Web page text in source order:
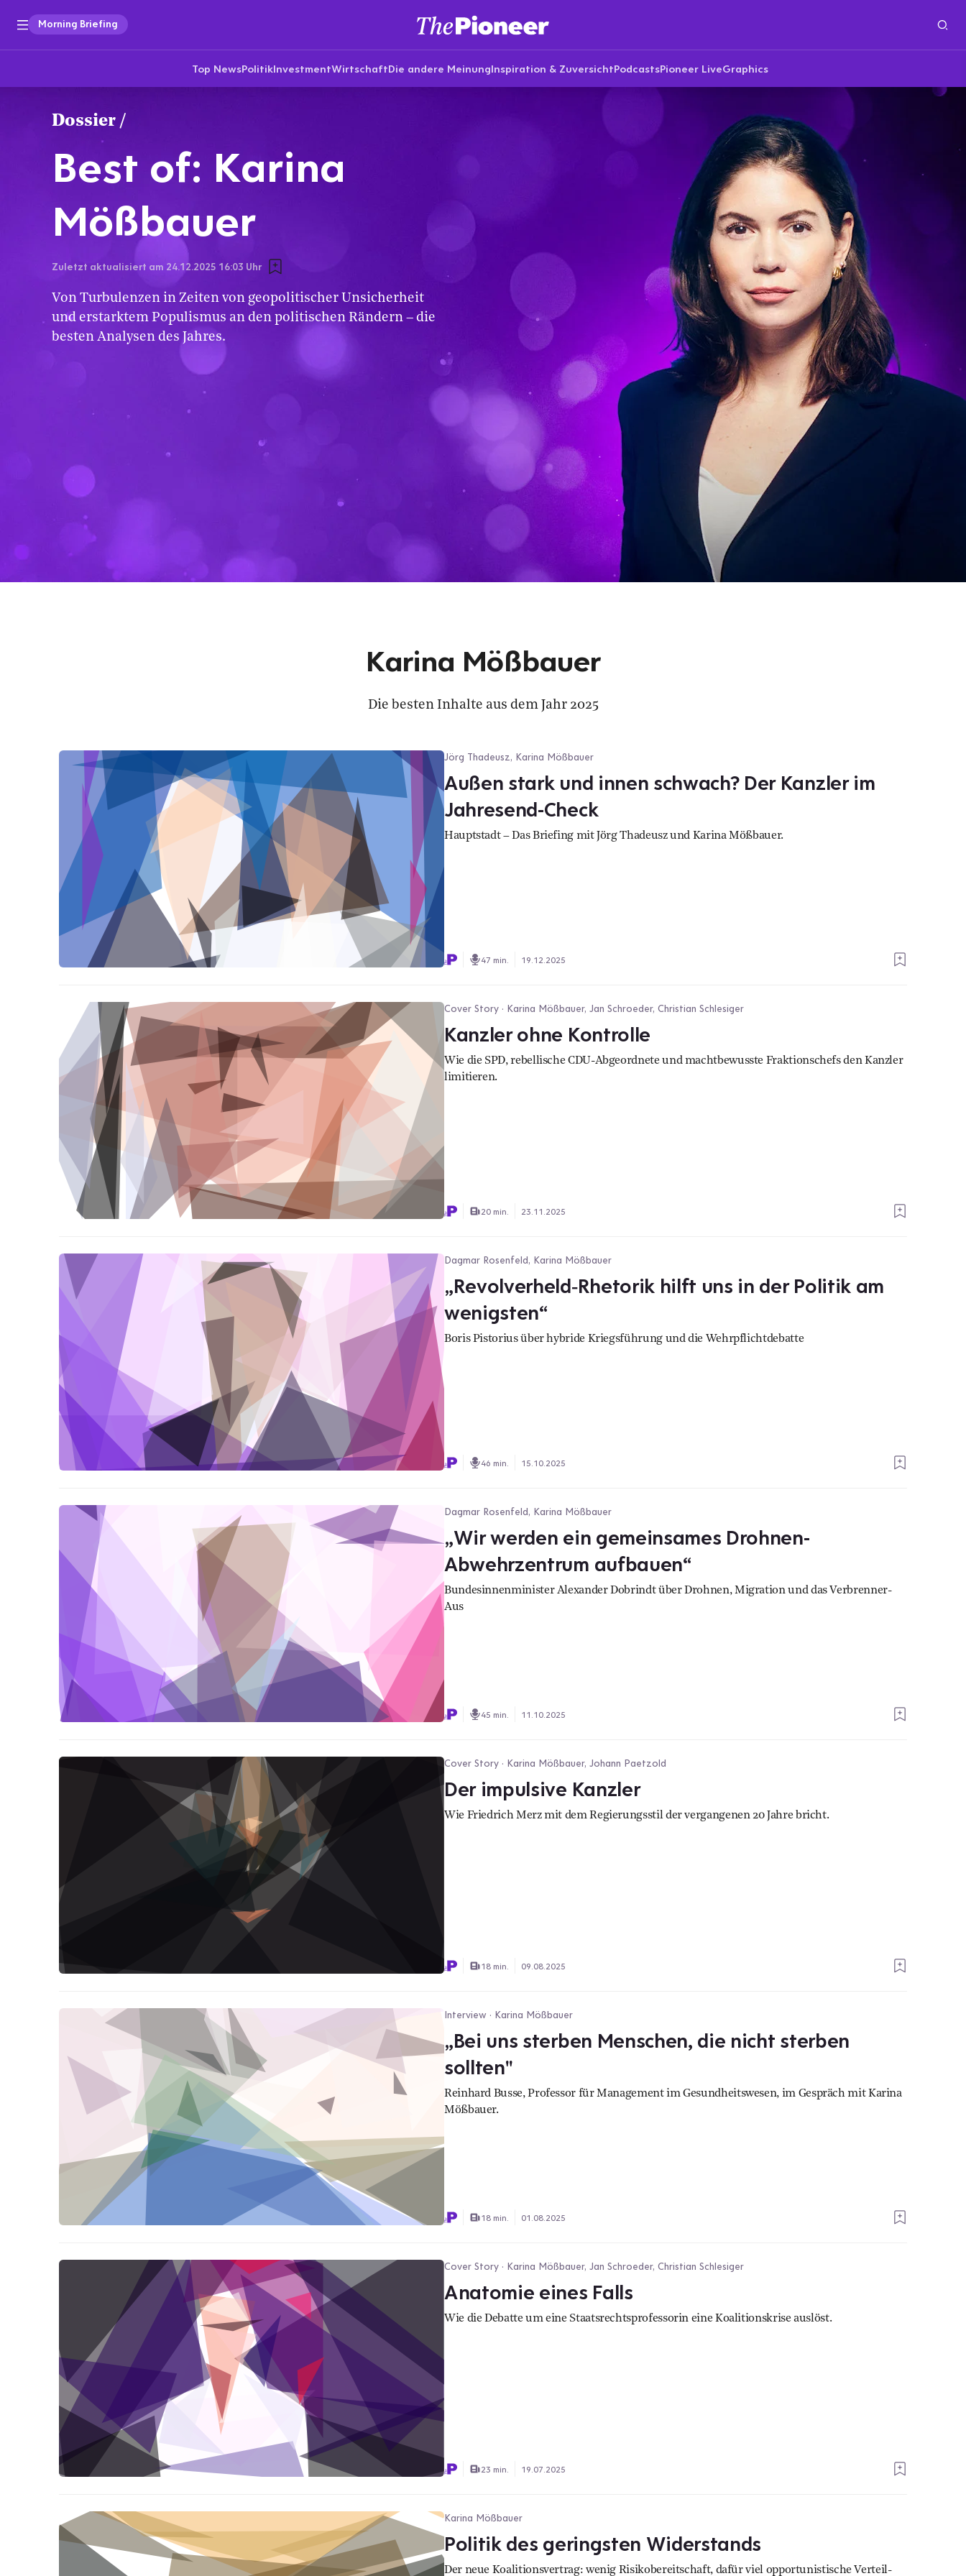
Morning Briefing
Top NewsPolitikInvestmentWirtschaftDie andere MeinungInspiration & ZuversichtPodcastsPioneer LiveGraphics
Dossier /
Best of: Karina
Mößbauer
Zuletzt aktualisiert am 24.12.2025 16:03 Uhr
Von Turbulenzen in Zeiten von geopolitischer Unsicherheit
und erstarktem Populismus an den politischen Rändern – die
besten Analysen des Jahres.
Karina Mößbauer
Die besten Inhalte aus dem Jahr 2025
Jörg Thadeusz, Karina Mößbauer
Außen stark und innen schwach? Der Kanzler im
Jahresend-Check
Hauptstadt – Das Briefing mit Jörg Thadeusz und Karina Mößbauer.
47 min. 19.12.2025
Cover Story · Karina Mößbauer, Jan Schroeder, Christian Schlesiger
Kanzler ohne Kontrolle
Wie die SPD, rebellische CDU-Abgeordnete und machtbewusste Fraktionschefs den Kanzler
limitieren.
20 min. 23.11.2025
Dagmar Rosenfeld, Karina Mößbauer
„Revolverheld‑Rhetorik hilft uns in der Politik am
wenigsten“
Boris Pistorius über hybride Kriegsführung und die Wehrpflichtdebatte
46 min. 15.10.2025
Dagmar Rosenfeld, Karina Mößbauer
„Wir werden ein gemeinsames Drohnen-
Abwehrzentrum aufbauen“
Bundesinnenminister Alexander Dobrindt über Drohnen, Migration und das Verbrenner-
Aus
45 min. 11.10.2025
Cover Story · Karina Mößbauer, Johann Paetzold
Der impulsive Kanzler
Wie Friedrich Merz mit dem Regierungsstil der vergangenen 20 Jahre bricht.
18 min. 09.08.2025
Interview · Karina Mößbauer
„Bei uns sterben Menschen, die nicht sterben
sollten"
Reinhard Busse, Professor für Management im Gesundheitswesen, im Gespräch mit Karina
Mößbauer.
18 min. 01.08.2025
Cover Story · Karina Mößbauer, Jan Schroeder, Christian Schlesiger
Anatomie eines Falls
Wie die Debatte um eine Staatsrechtsprofessorin eine Koalitionskrise auslöst.
23 min. 19.07.2025
Karina Mößbauer
Politik des geringsten Widerstands
Der neue Koalitionsvertrag: wenig Risikobereitschaft, dafür viel opportunistische Verteil-